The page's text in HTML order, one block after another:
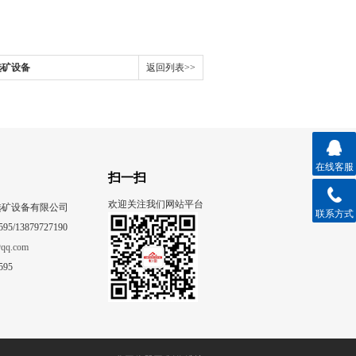
设备 返回列表>>
扫一扫
欢迎关注我们网站平台
设备有限公司
13879727190
在线客服
联系方式